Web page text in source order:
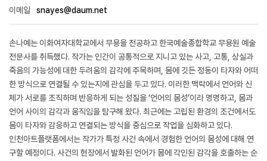
이메일
snayes@daum.net
손나예는 이화여자대학교에서 무용을 전공하고 한국예술종합학교 무용원 예술
전문사를 취득했다. 작가는 인간이 공통적으로 지니고 있는 사고, 고통, 상실과
죽음의 가능성에 대한 두려움의 감각에 주목하며, 몸에 깃든 정동이 타자와 어떠
한 방식으로 연결될 수 있는지에 관심을 두고 있다. 이러한 맥락에서 언어와 신
체가 서로를 조직하며 반응하게 되는 성질을 ‘언어의 몸성’이라 명명하고, 몸과
언어 사이의 감각과 움직임을 탐구해 왔다. 최근에는 고립된 환경의 조건에서도
몸이 타자와 감응하고 연결되는 방식을 중심으로 작업을 심화하고 있다.
인천아트플랫폼에서는 작가가 특정 사건 속에서 경험한 언어의 몸성에 대해 연
구할 예정이다. 사건의 현장에서 발화된 언어가 몸에 각인된 감각을 호출하는 순